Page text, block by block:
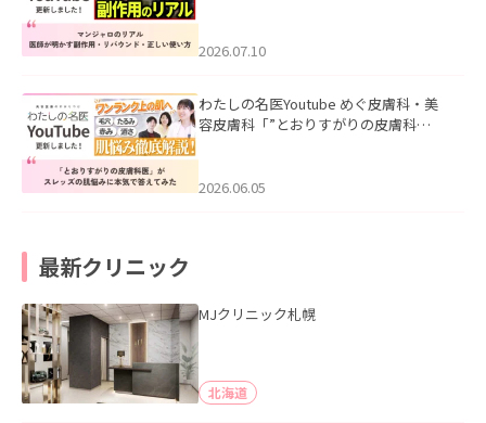
た。
2026.07.10
わたしの名医Youtube めぐ皮膚科・美
容皮膚科「”とおりすがりの皮膚科
2026.06.05
最新クリニック
MJクリニック札幌
北海道